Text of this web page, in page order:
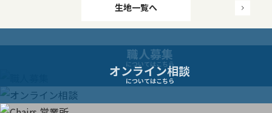
稿
ビ
生地一覧へ
職人募集
についてはこちら
オンライン相談
についてはこちら